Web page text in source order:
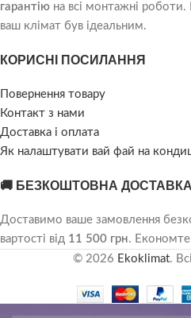
гарантію на всі монтажні
ваш клімат був ідеальним.
КОРИСНІ ПОСИЛАННЯ
Повернення товару
Контакт з нами
Доставка і оплата
Як налаштувати вай фай на
🚚 БЕЗКОШТОВНА ДОСТАВКА
Доставимо ваше замовлення
вартості від 11 500 грн. Економте
© 2026 Ekoklimat.